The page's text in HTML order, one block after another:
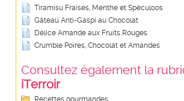
Tiramisu Fraises, Menthe et Spéculoos
Gâteau Anti-Gaspi au Chocolat
Délice Amande aux Fruits Rouges
Crumble Poires, Chocolat et Amandes
Consultez également la
iTerroir
Recettes gourmandes